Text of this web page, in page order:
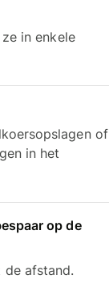
in enkele
of
in het
op de
de afstand.